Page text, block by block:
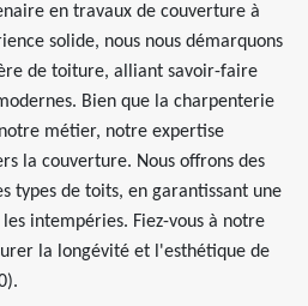
en travaux de couverture à
solide, nous nous démarquons
de toiture, alliant savoir-faire
Bien que la charpenterie
métier, notre expertise
la couverture. Nous offrons des
types de toits, en garantissant une
intempéries. Fiez-vous à notre
la longévité et l'esthétique de